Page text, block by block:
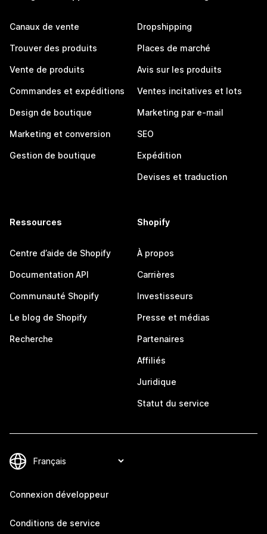
Canaux de vente
Trouver des produits
Vente de produits
Commandes et expéditions
Design de boutique
Marketing et conversion
Gestion de boutique
Dropshipping
Places de marché
Avis sur les produits
Ventes incitatives et lots
Marketing par e-mail
SEO
Expédition
Devises et traduction
Ressources
Centre d’aide de Shopify
Documentation API
Communauté Shopify
Le blog de Shopify
Recherche
Shopify
À propos
Carrières
Investisseurs
Presse et médias
Partenaires
Affiliés
Juridique
Statut du service
Connexion développeur
Conditions de service